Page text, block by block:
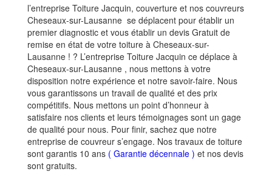
l’entreprise Toiture Jacquin, couverture et nos couvreurs
Cheseaux-sur-Lausanne se déplacent pour établir un
premier diagnostic et vous établir un devis Gratuit de
remise en état de votre toiture à Cheseaux-sur-
Lausanne ! ? L’entreprise Toiture Jacquin ce déplace à
Cheseaux-sur-Lausanne , nous mettons à votre
disposition notre expérience et notre savoir-faire. Nous
vous garantissons un travail de qualité et des prix
compétitifs. Nous mettons un point d’honneur à
satisfaire nos clients et leurs témoignages sont un gage
de qualité pour nous. Pour finir, sachez que notre
entreprise de couvreur s’engage. Nos travaux de toiture
sont garantis 10 ans ( Garantie décennale ) et nos devis
sont gratuits.